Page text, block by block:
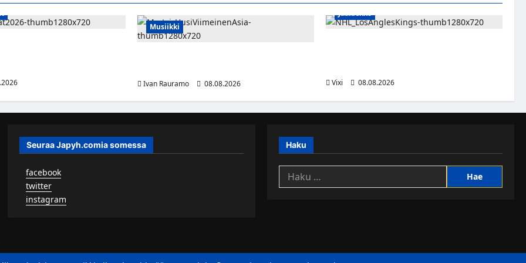
Musiikki
Ivan Rauramo
08.08.2026
Jääkiekko
Vixi
08.08.2026
Seuraa Japyh.comia somessa
▹facebook
▹twitter
instagram
Haku
Haku: